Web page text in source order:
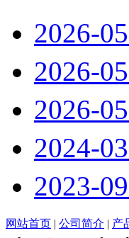
2026-
2026-
2026-
2024-
2023-
网站首页 | 公司简介 | 产